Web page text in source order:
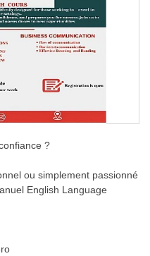
?
ou simplement passionné
English Language